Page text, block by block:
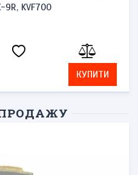
9R, KVF700
КУПИТИ